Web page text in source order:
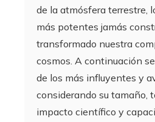
de la atmósfera terrestre,
más potentes jamás
transformado nuestra
cosmos. A continuación
de los más influyentes y
considerando su tamaño,
impacto científico y